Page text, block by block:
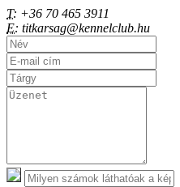
T: +36 70 465 3911
E: titkarsag@kennelclub.hu